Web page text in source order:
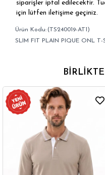
siparişler iptal edilecektir.
için lütfen iletişime geçiniz.
(TS240019-AT1)
SLIM FIT PLAIN PIQUE ONL T-